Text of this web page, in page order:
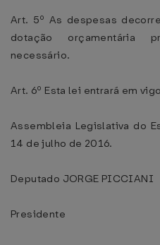
Art. 5º As despesas
dotação orçamentária
necessário.
Art. 6º Esta lei entrará em
Assembleia Legislativa do
14 de julho de 2016.
Deputado JORGE PICCIANI
Presidente